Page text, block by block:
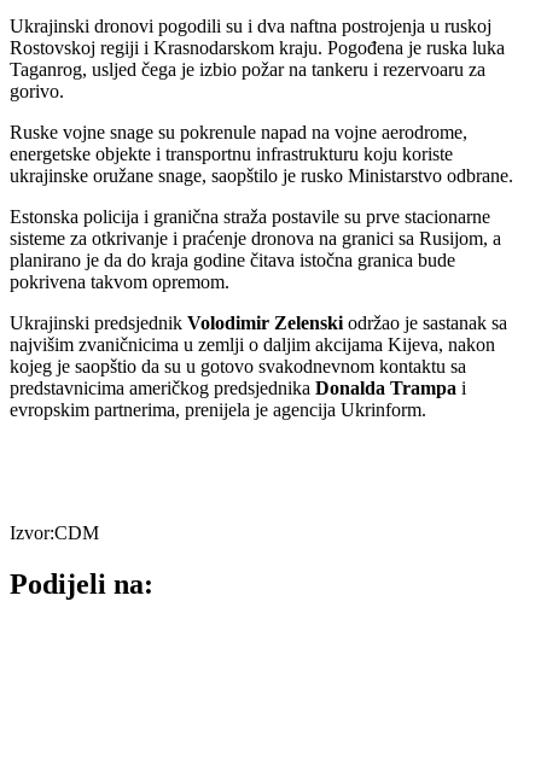
Ukrajinski dronovi pogodili su i dva naftna postrojenja u ruskoj
Rostovskoj regiji i Krasnodarskom kraju. Pogođena je ruska luka
Taganrog, usljed čega je izbio požar na tankeru i rezervoaru za
gorivo.
Ruske vojne snage su pokrenule napad na vojne aerodrome,
energetske objekte i transportnu infrastrukturu koju koriste
ukrajinske oružane snage, saopštilo je rusko Ministarstvo odbrane.
Estonska policija i granična straža postavile su prve stacionarne
sisteme za otkrivanje i praćenje dronova na granici sa Rusijom, a
planirano je da do kraja godine čitava istočna granica bude
pokrivena takvom opremom.
Ukrajinski predsjednik Volodimir Zelenski održao je sastanak sa
najvišim zvaničnicima u zemlji o daljim akcijama Kijeva, nakon
kojeg je saopštio da su u gotovo svakodnevnom kontaktu sa
predstavnicima američkog predsjednika Donalda Trampa i
evropskim partnerima, prenijela je agencija Ukrinform.
Izvor:CDM
Podijeli na: